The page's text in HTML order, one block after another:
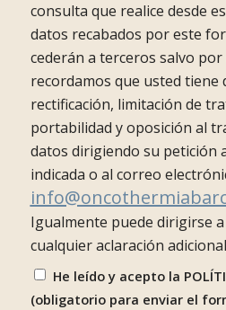
consulta que realice desde
datos recabados por este
cederán a terceros salvo
recordamos que usted tiene
rectificación, limitación de
portabilidad y oposición al
datos dirigiendo su petición
indicada o al correo
Igualmente puede dirigirse
cualquier aclaración
He leído y acepto la
(obligatorio para enviar el